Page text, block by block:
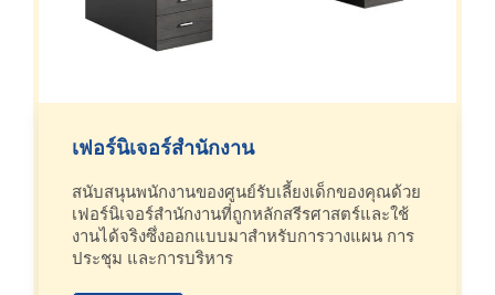
เฟอร์นิเจอร์สำนักงาน
สนับสนุนพนักงานของศูนย์รับเลี้ยงเด็กของคุณด้วย
เฟอร์นิเจอร์สำนักงานที่ถูกหลักสรีรศาสตร์และใช้
งานได้จริงซึ่งออกแบบมาสำหรับการวางแผน การ
ประชุม และการบริหาร